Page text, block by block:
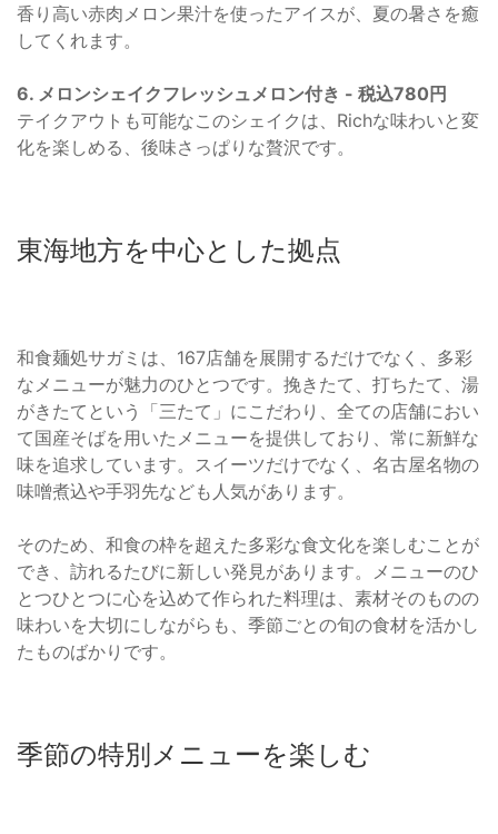
香り高い赤肉メロン果汁を使ったアイスが、夏の暑さを癒
してくれます。
6. メロンシェイクフレッシュメロン付き - 税込780円
テイクアウトも可能なこのシェイクは、Richな味わいと変
化を楽しめる、後味さっぱりな贅沢です。
東海地方を中心とした拠点
和食麺処サガミは、167店舗を展開するだけでなく、多彩
なメニューが魅力のひとつです。挽きたて、打ちたて、湯
がきたてという「三たて」にこだわり、全ての店舗におい
て国産そばを用いたメニューを提供しており、常に新鮮な
味を追求しています。スイーツだけでなく、名古屋名物の
味噌煮込や手羽先なども人気があります。
そのため、和食の枠を超えた多彩な食文化を楽しむことが
でき、訪れるたびに新しい発見があります。メニューのひ
とつひとつに心を込めて作られた料理は、素材そのものの
味わいを大切にしながらも、季節ごとの旬の食材を活かし
たものばかりです。
季節の特別メニューを楽しむ